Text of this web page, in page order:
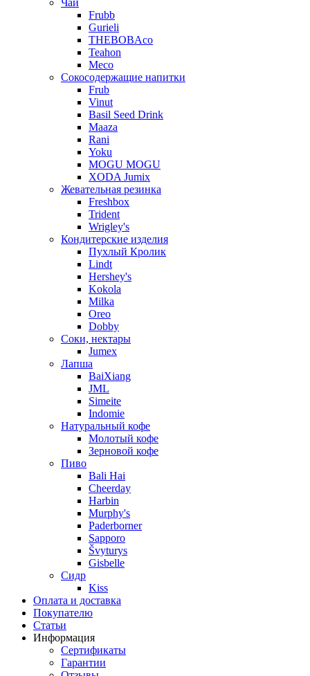
Чай
Frubb
Gurieli
THEBOBAco
Teahon
Meco
Сокосодержащие напитки
Frub
Vinut
Basil Seed Drink
Maaza
Rani
Yoku
MOGU MOGU
XODA Jumix
Жевательная резинка
Freshbox
Trident
Wrigley's
Кондитерские изделия
Пухлый Кролик
Lindt
Hershey's
Kokola
Milka
Oreo
Dobby
Соки, нектары
Jumex
Лапша
BaiXiang
JML
Simeite
Indomie
Натуральный кофе
Молотый кофе
Зерновой кофе
Пиво
Bali Hai
Cheerday
Harbin
Murphy's
Paderborner
Sapporo
Švyturys
Gisbelle
Сидр
Kiss
Оплата и доставка
Покупателю
Статьи
Информация
Сертификаты
Гарантии